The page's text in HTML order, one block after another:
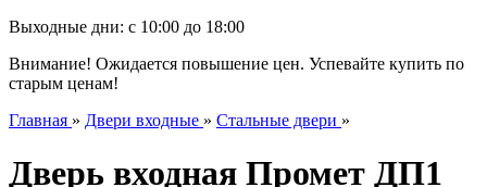
Выходные дни: с 10:00 до 18:00
Внимание! Ожидается повышение цен. Успевайте купить по
старым ценам!
Главная » Двери входные » Стальные двери »
Дверь входная Промет ДП1